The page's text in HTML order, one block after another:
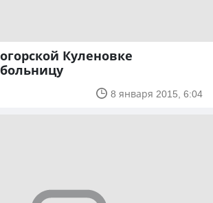
Куленовке
8 января 2015, 6:04